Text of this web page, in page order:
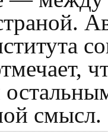
смысл.